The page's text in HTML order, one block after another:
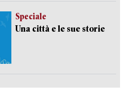
Speciale
Una città e le sue storie